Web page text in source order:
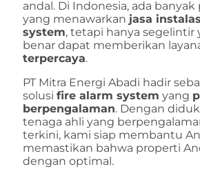
andal. Di Indonesia, ada banyak
yang menawarkan jasa
system, tetapi hanya segelintir
benar dapat memberikan
terpercaya.
PT Mitra Energi Abadi hadir
solusi fire alarm system yang
berpengalaman. Dengan
tenaga ahli yang
terkini, kami siap membantu
memastikan bahwa properti
dengan optimal.